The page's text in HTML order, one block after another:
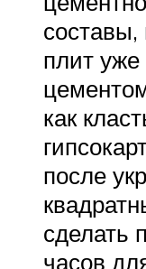
составы,
плит уже
как
после
сделать
часов